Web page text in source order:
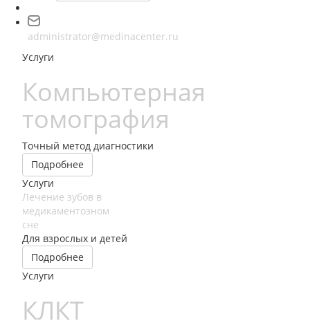
administrator@medinacenter.ru
Услуги
Компьютерная
томография
Точный метод диагностики
Подробнее
Услуги
Лечение зубов в
медикаментозном
сне
Для взрослых и детей
Подробнее
Услуги
КЛКТ